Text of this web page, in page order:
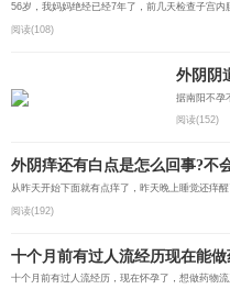
阅读(108)
外阴阴
阅读(152)
外阴痒还有白点是怎么回事?不
阅读(192)
十个月前有过人流经历现在能做
十个月前有过人流经历，现在怀孕了，想做药物